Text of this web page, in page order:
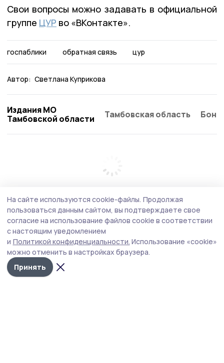
Свои вопросы можно задавать в официальной
группе ЦУР во «ВКонтакте».
госпаблики обратная связь цур
Автор: Светлана Куприкова
Издания МО
Тамбовской области
Тамбовская область
На сайте используются cookie-файлы. Продолжая
пользоваться данным сайтом, вы подтверждаете свое
согласие на использование файлов cookie в соответствии
с настоящим уведомлением
и Политикой конфиденциальности. Использование «cookie»
можно отменить в настройках браузера.
Принять